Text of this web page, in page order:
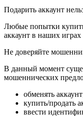
Подарить аккаунт
Любые попытки
аккаунт в наших
Не доверяйте
В данный момент
мошеннических
обменять
купить/продать
ввести